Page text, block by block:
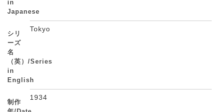
in
Japanese
シリ
ーズ
名
（英）/Series
in
English
Tokyo
制作
1934